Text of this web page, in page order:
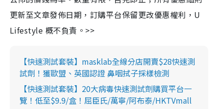
更新至文章發佈日期，訂購平台保留更改優惠權利，U
Lifestyle 概不負責。>>
【快速測試套裝】masklab全線分店開賣$28快速測
試劑！獲歐盟、英國認證 鼻咽拭子採樣檢測
【快速測試套裝】20大病毒快速測試劑購買平台一
覽！低至$9.9/盒！屈臣氏/萬寧/阿布泰/HKTVmall